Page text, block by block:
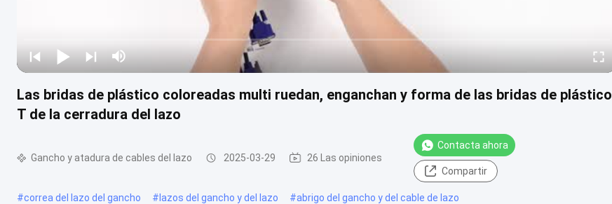
Las bridas de plástico coloreadas multi ruedan, enganchan y forma de las bridas de plástico
T de la cerradura del lazo
Gancho y atadura de cables del lazo 2025-03-29 26 Las opiniones
Contacta ahora
Compartir
#correa del lazo del gancho #lazos del gancho y del lazo #abrigo del gancho y del cable de lazo